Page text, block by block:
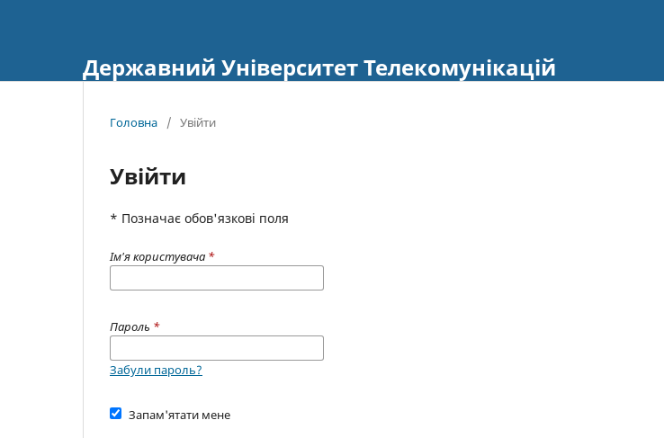
Державний Університет Телекомунікацій
Головна / Увійти
Увійти
* Позначає обов'язкові поля
Ім'я користувача *
Пароль *
Забули пароль?
Запам'ятати мене